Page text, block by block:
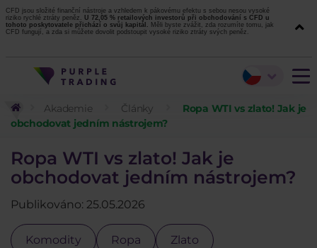
CFD jsou složité finanční nástroje a vzhledem k pákovému efektu s sebou nesou vysoké
riziko rychlé ztráty peněz. U 72,05 % retailových investorů při obchodování s CFD u
tohoto poskytovatele přichází o svůj kapitál. Měli byste zvážit, zda rozumíte tomu, jak
CFD fungují, a zda si můžete dovolit podstoupit vysoké riziko ztráty svých peněz.
Akademie Články
Ropa WTI vs zlato! Jak je
obchodovat jedním nástrojem?
Ropa WTI vs zlato! Jak je
obchodovat jedním nástrojem?
Publikováno: 25.05.2026
Komodity Ropa Zlato